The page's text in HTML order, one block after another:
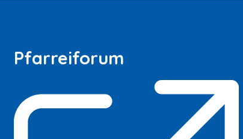
Pfarreiforum